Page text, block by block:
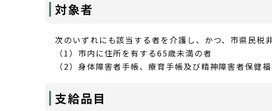
対象者
次のいずれにも該当する者を介護し、かつ、市県民税
（1）市内に住所を有する65歳未満の者
（2）身体障害者手帳、療育手帳及び精神障害者保健
支給品目